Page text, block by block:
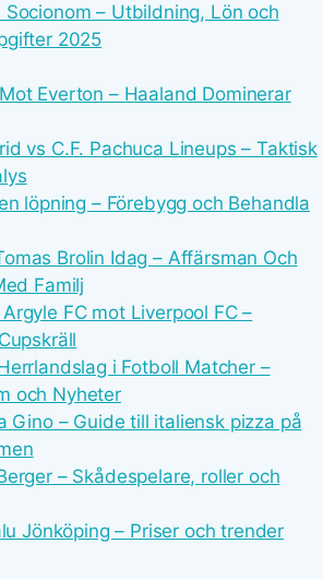
Socionom – Utbildning, Lön och
2025
Everton – Haaland Dominerar
vs C.F. Pachuca Lineups – Taktisk
löpning – Förebygg och Behandla
Brolin Idag – Affärsman Och
Familj
FC mot Liverpool FC –
i Fotboll Matcher –
och Nyheter
Gino – Guide till italiensk pizza på
– Skådespelare, roller och
Jönköping – Priser och trender